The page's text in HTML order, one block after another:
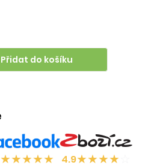
Přidat do košíku
★★★★★ 4.9★★★★